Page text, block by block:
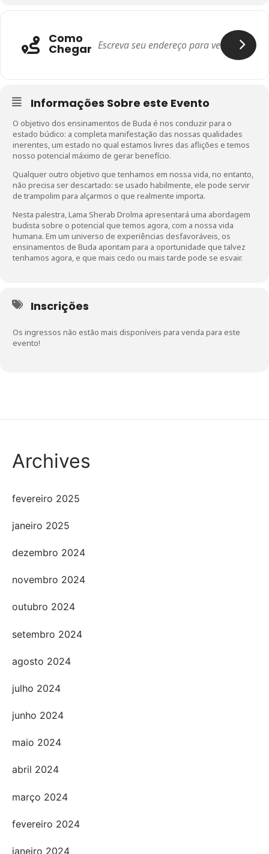
Como
Chegar
Informações Sobre este Evento
O objetivo dos ensinamentos de Buda é nos conduzir para o
estado búdico: a completa manifestação das nossas qualidades
inerentes, um estado no qual estamos livres das aflições e temos
nosso potencial máximo de gerar benefício.
Qualquer outro objetivo que tenhamos em nossa vida, no entanto,
não precisa ser descartado: se usado habilmente, ele pode servir
de trampolim para alçarmos o que realmente importa.
Nesta palestra, Lama Sherab Drolma apresentará uma abordagem
budista sobre o potencial que temos agora, com a nossa vida
humana. Em um universo de experiências desfavoráveis, os
ensinamentos de Buda apontam para a oportunidade que talvez
tenhamos agora, e que mais cedo ou mais tarde pode se esvair.
Inscrições
Os ingressos não estão mais disponíveis para venda para este
evento!
Archives
fevereiro 2025
janeiro 2025
dezembro 2024
novembro 2024
outubro 2024
setembro 2024
agosto 2024
julho 2024
junho 2024
maio 2024
abril 2024
março 2024
fevereiro 2024
janeiro 2024